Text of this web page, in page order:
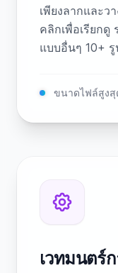
เพียงลากและว
คลิกเพื่อเรียกดู
แบบอื่นๆ 10+
ขนาดไฟล์สูงสุ
เวทมนตร์